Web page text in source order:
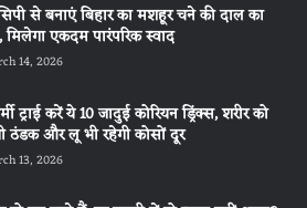
से बनाएं बिहार का मशहूर चने की दाल का
मिलेगा एकदम पारंपरिक स्वाद
14, 2026
ट्राई करें ये 10 जादुई कोरियन ड्रिंक्स, शरीर को
ठंडक और लू भी रहेगी कोसों दूर
13, 2026